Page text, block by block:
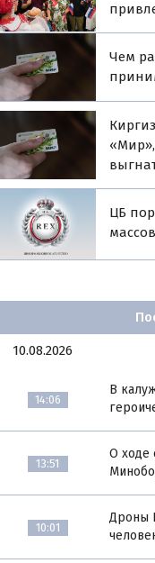
Чем
ЦБ
10.08.2026
14:06
В
13:51
О ходе
10:01
Дроны